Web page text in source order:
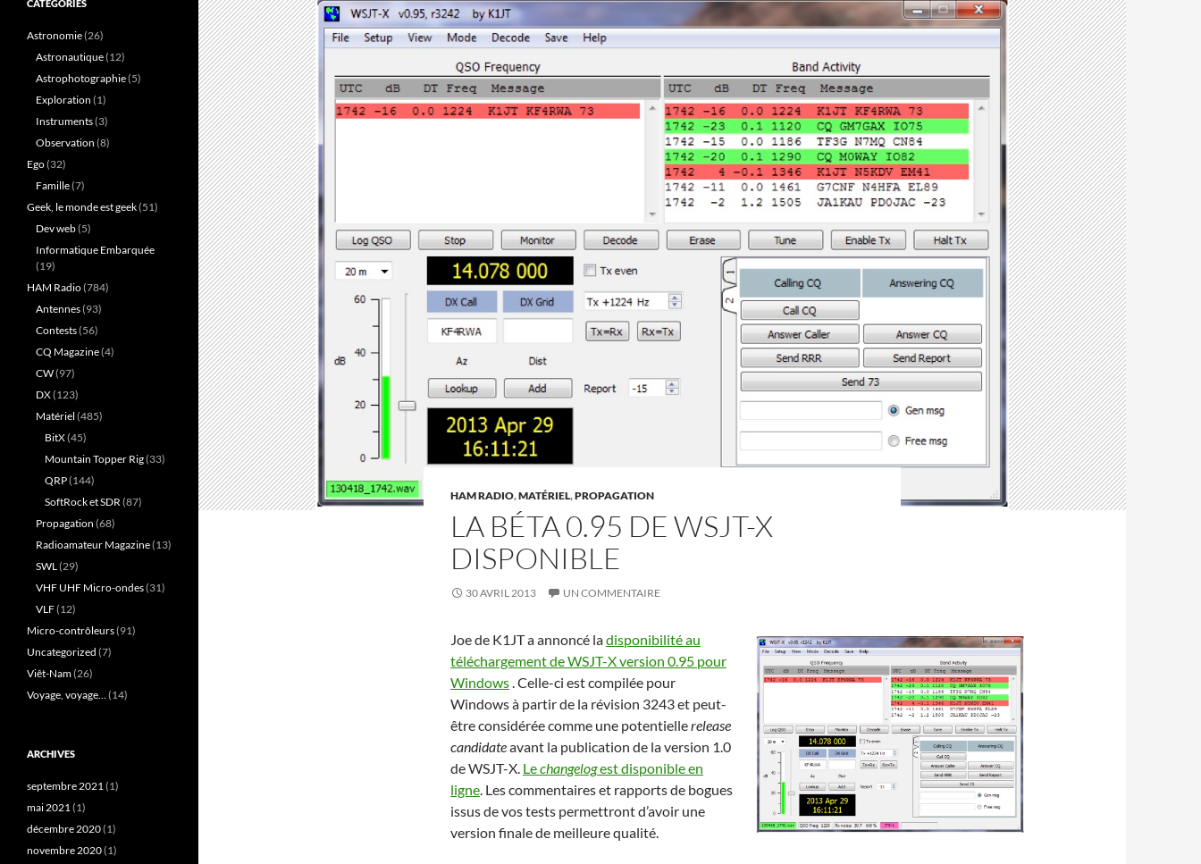
HAM RADIO,MATÉRIEL,PROPAGATION
LA BÉTA 0.95 DE WSJT-X
DISPONIBLE
30 AVRIL 2013 UN COMMENTAIRE
Joe de K1JT a annoncé ladisponibilité au
téléchargement de WSJT-X version 0.95 pour
Windows. Celle-ci est compilée pour
Windows à partir de la révision 3243 et peut-
être considérée comme une potentiellerelease
candidateavant la publication de la version 1.0
de WSJT-X. Lechangelogest disponible en
ligne. Les commentaires et rapports de bogues
issus de vos tests permettront d’avoir une
version finale de meilleure qualité.
CATÉGORIES
Astronomie(26)
Astronautique(12)
Astrophotographie(5)
Exploration (1)
Instruments(3)
Observation (8)
Ego(32)
Famille(7)
Geek, le monde est geek(51)
Dev web(5)
Informatique Embarquée
(19)
HAM Radio(784)
Antennes(93)
Contests(56)
CQ Magazine(4)
CW(97)
DX(123)
Matériel (485)
BitX(45)
Mountain Topper Rig(33)
QRP(144)
SoftRock et SDR(87)
Propagation (68)
Radioamateur Magazine(13)
SWL(29)
VHF UHF Micro-ondes(31)
VLF(12)
Micro-contrôleurs(91)
Uncategorized (7)
Viêt-Nam(26)
Voyage, voyage…(14)
ARCHIVES
septembre 2021(1)
mai 2021(1)
décembre 2020(1)
novembre 2020(1)